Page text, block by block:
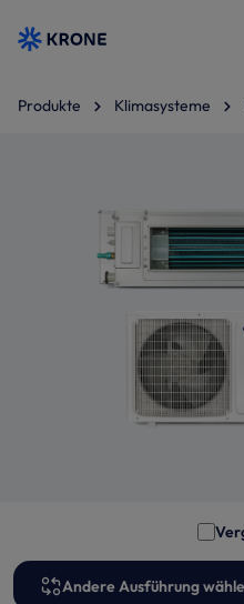
Zum Hauptinhalt springen
Produkte Klimasysteme
Andere Ausführung